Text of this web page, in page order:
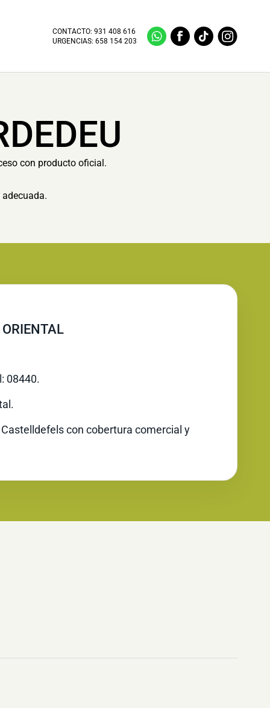
CONTACTO:931 408 616
URGENCIAS:658 154 203
con producto oficial.
ORIENTAL
08440.
con cobertura comercial y